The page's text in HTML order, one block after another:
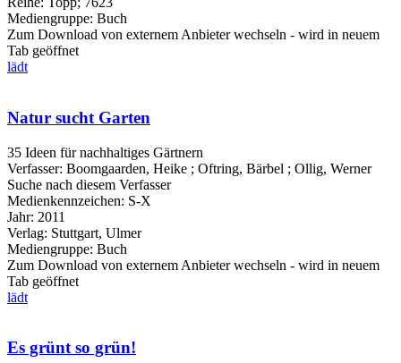
Mediengruppe: Buch
Zum Download von externem Anbieter wechseln - wird in neuem
Tab geöffnet
lädt
Natur sucht Garten
35 Ideen für nachhaltiges Gärtnern
Verfasser: Boomgaarden, Heike ; Oftring, Bärbel ; Ollig, Werner
Suche nach diesem Verfasser
Medienkennzeichen: S-X
Jahr: 2011
Verlag: Stuttgart, Ulmer
Mediengruppe: Buch
Zum Download von externem Anbieter wechseln - wird in neuem
Tab geöffnet
lädt
Es grünt so grün!